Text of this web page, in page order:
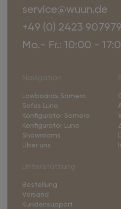
service@wuun.de
+49 (0) 2423
Mo.- Fr.: 10:00 -
Lowboards Somero
Sofas Luno
Konfigurator Somero
Konfigurator Luno
Showrooms
Über uns
Bestellung
Versand
Kundensupport